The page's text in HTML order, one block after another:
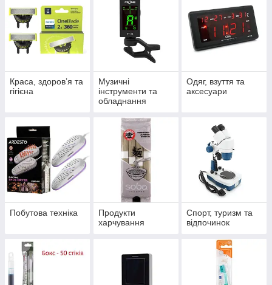
Краса, здоров’я та
гігієна
Музичні
інструменти та
обладнання
Одяг, взуття та
аксесуари
Побутова техніка
Продукти
харчування
Спорт, туризм та
відпочинок